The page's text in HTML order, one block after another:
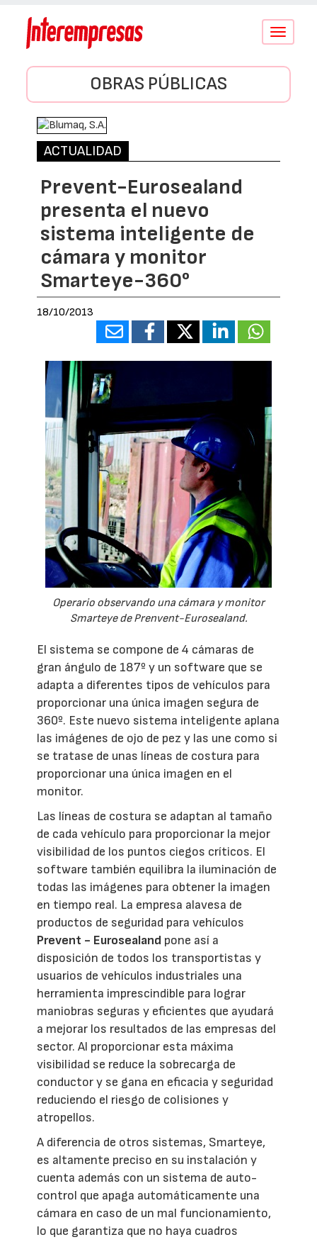
Conmutar
OBRAS PÚBLICAS
ACTUALIDAD
Prevent-Eurosealand
presenta el nuevo
sistema inteligente de
cámara y monitor
Smarteye-360°
18/10/2013
Operario observando una cámara y monitor
Smarteye de Prenvent-Eurosealand.
El sistema se compone de 4 cámaras de
gran ángulo de 187º y un software que se
adapta a diferentes tipos de vehículos para
proporcionar una única imagen segura de
360º. Este nuevo sistema inteligente aplana
las imágenes de ojo de pez y las une como si
se tratase de unas líneas de costura para
proporcionar una única imagen en el
monitor.
Las líneas de costura se adaptan al tamaño
de cada vehículo para proporcionar la mejor
visibilidad de los puntos ciegos críticos. El
software también equilibra la iluminación de
todas las imágenes para obtener la imagen
en tiempo real. La empresa alavesa de
productos de seguridad para vehículos
Prevent - Eurosealand pone así a
disposición de todos los transportistas y
usuarios de vehículos industriales una
herramienta imprescindible para lograr
maniobras seguras y eficientes que ayudará
a mejorar los resultados de las empresas del
sector. Al proporcionar esta máxima
visibilidad se reduce la sobrecarga de
conductor y se gana en eficacia y seguridad
reduciendo el riesgo de colisiones y
atropellos.
A diferencia de otros sistemas, Smarteye,
es altamente preciso en su instalación y
cuenta además con un sistema de auto-
control que apaga automáticamente una
cámara en caso de un mal funcionamiento,
lo que garantiza que no haya cuadros